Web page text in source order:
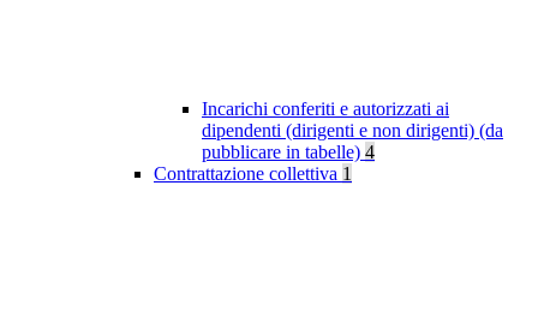
Incarichi conferiti e autorizzati ai
dipendenti (dirigenti e non dirigenti) (da
pubblicare in tabelle) 4
Contrattazione collettiva 1